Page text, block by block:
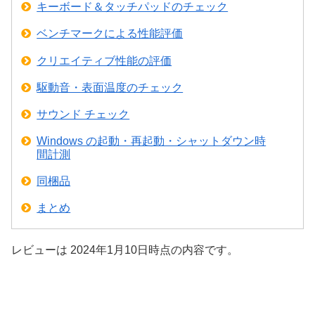
キーボード＆タッチパッドのチェック
ベンチマークによる性能評価
クリエイティブ性能の評価
駆動音・表面温度のチェック
サウンド チェック
Windows の起動・再起動・シャットダウン時
間計測
同梱品
まとめ
レビューは 2024年1月10日時点の内容です。